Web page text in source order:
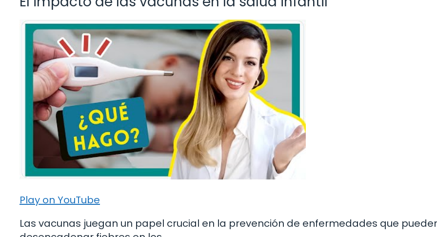
Play on YouTube
Las vacunas juegan un papel crucial en la prevención de enfermedades que